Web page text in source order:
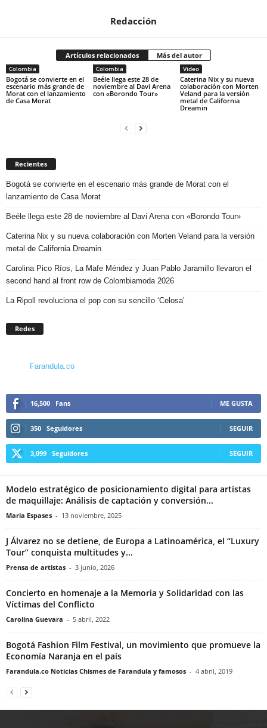
Redacción
Artículos relacionados Más del autor
Colombia
Bogotá se convierte en el
escenario más grande de
Morat con el lanzamiento
de Casa Morat
Colombia
Beéle llega este 28 de
noviembre al Davi Arena
con «Borondo Tour»
Video
Caterina Nix y su nueva
colaboración con Morten
Veland para la versión
metal de California
Dreamin
Recientes
Bogotá se convierte en el escenario más grande de Morat con el
lanzamiento de Casa Morat
Beéle llega este 28 de noviembre al Davi Arena con «Borondo Tour»
Caterina Nix y su nueva colaboración con Morten Veland para la versión
metal de California Dreamin
Carolina Pico Ríos, La Mafe Méndez y Juan Pablo Jaramillo llevaron el
second hand al front row de Colombiamoda 2026
La Ripoll revoluciona el pop con su sencillo ‘Celosa’
Redes
Farandula.co
16,500 Fans ME GUSTA
350 Seguidores SEGUIR
3,099 Seguidores SEGUIR
Modelo estratégico de posicionamiento digital para artistas
de maquillaje: Análisis de captación y conversión...
Maria Espases - 13 noviembre, 2025
J Álvarez no se detiene, de Europa a Latinoamérica, el “Luxury
Tour” conquista multitudes y...
Prensa de artistas - 3 junio, 2026
Concierto en homenaje a la Memoria y Solidaridad con las
Víctimas del Conflicto
Carolina Guevara - 5 abril, 2022
Bogotá Fashion Film Festival, un movimiento que promueve la
Economía Naranja en el país
Farandula.co Noticias Chismes de Farandula y famosos - 4 abril, 2019